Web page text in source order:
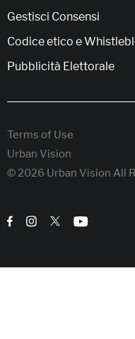
Gestisci Consensi
Codice etico e
Pubblicità Elettorale
Terms of Use
Urban Vision
© 2026 Urban Vision All